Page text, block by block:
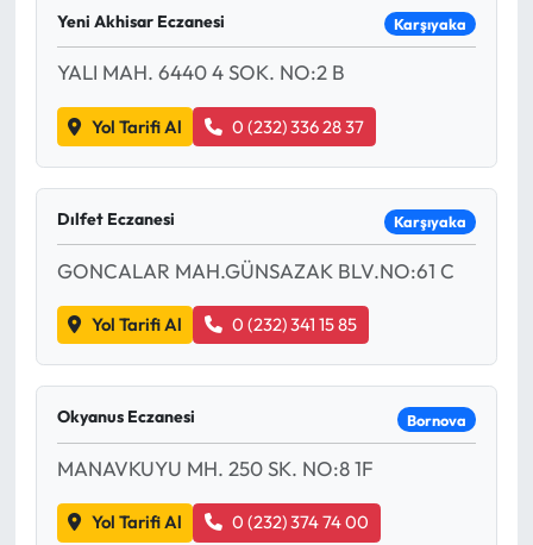
Yeni Akhisar Eczanesi Karşıyaka
YALI MAH. 6440 4 SOK. NO:2 B
Yol Tarifi Al 0 (232) 336 28 37
Dılfet Eczanesi Karşıyaka
GONCALAR MAH.GÜNSAZAK BLV.NO:61 C
Yol Tarifi Al 0 (232) 341 15 85
Okyanus Eczanesi Bornova
MANAVKUYU MH. 250 SK. NO:8 1F
Yol Tarifi Al 0 (232) 374 74 00
Siyaset
Spor
Sungurlu Haberleri
Turizm
Yaşam
Yayla Haber
Yemek Tarifleri
Yerel Haberler